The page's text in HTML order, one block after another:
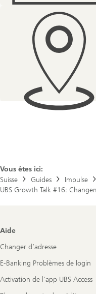
Vous êtes ici:
Suisse
Guides
Impulse
UBS Growth Talk #16:
Footer
Aide
Changer d’adresse
E-Banking Problèmes de login
Activation de l'app UBS Access